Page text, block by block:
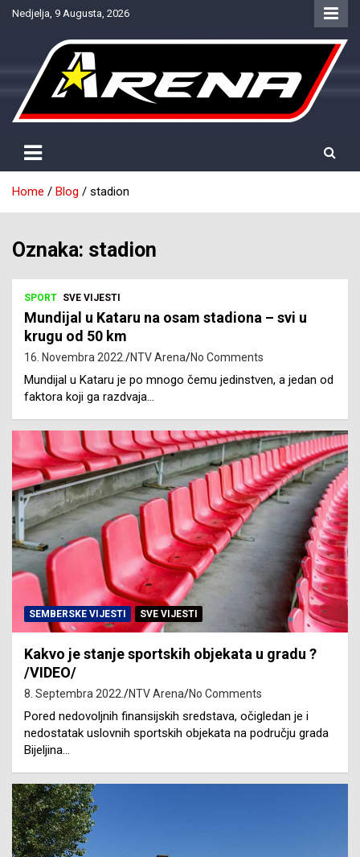
SkipNedjelja, 9 Augusta, 2026
NTV Arena
Home Blog stadion
Oznaka: stadion
SPORT SVE VIJESTI
Mundijal u Kataru na osam stadiona – svi u
krugu od 50 km
16. Novembra 2022. NTV Arena No Comments
Mundijal u Kataru je po mnogo čemu jedinstven, a jedan od
faktora koji ga razdvaja…
SEMBERSKE VIJESTI SVE VIJESTI
Kakvo je stanje sportskih objekata u gradu ?
/VIDEO/
8. Septembra 2022. NTV Arena No Comments
Pored nedovoljnih finansijskih sredstava, očigledan je i
nedostatak uslovnih sportskih objekata na području grada
Bijeljina…